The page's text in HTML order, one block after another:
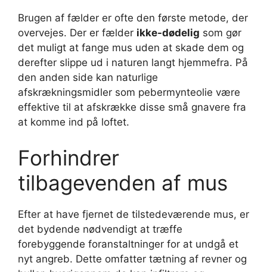
Brugen af ​​fælder er ofte den første metode, der
overvejes. Der er fælder ikke-dødelig som gør
det muligt at fange mus uden at skade dem og
derefter slippe ud i naturen langt hjemmefra. På
den anden side kan naturlige
afskrækningsmidler som pebermynteolie være
effektive til at afskrække disse små gnavere fra
at komme ind på loftet.
Forhindrer
tilbagevenden af ​​mus
Efter at have fjernet de tilstedeværende mus, er
det bydende nødvendigt at træffe
forebyggende foranstaltninger for at undgå et
nyt angreb. Dette omfatter tætning af revner og